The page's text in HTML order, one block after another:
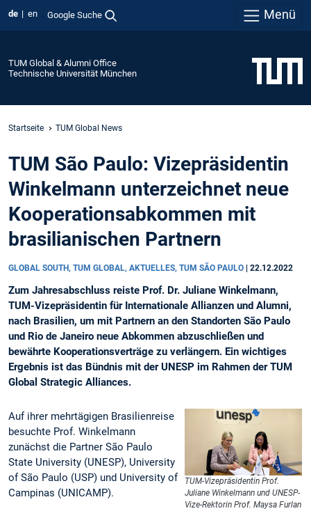
de en Google Suche Menü
TUM Global & Alumni Office
Technische Universität München
Startseite TUM Global News
TUM São Paulo: Vizepräsidentin
Winkelmann unterzeichnet neue
Kooperationsabkommen mit
brasilianischen Partnern
GLOBAL SOUTH, TUM GLOBAL, AKTUELLES, TUM SÃO PAULO 22.12.2022
Zum Jahresabschluss reiste Prof. Dr. Juliane Winkelmann,
TUM-Vizepräsidentin für Internationale Allianzen und Alumni,
nach Brasilien, um mit Partnern an den Standorten São Paulo
und Rio de Janeiro neue Abkommen abzuschließen und
bewährte Kooperationsverträge zu verlängern. Ein wichtiges
Ergebnis ist das Bündnis mit der UNESP im Rahmen der TUM
Global Strategic Alliances.
TUM-Vizepräsidentin Prof.
Juliane Winkelmann und UNESP-
Vize-Rektorin Prof. Maysa Furlan
Auf ihrer mehrtägigen Brasilienreise
besuchte Prof. Winkelmann
zunächst die Partner São Paulo
State University (UNESP), University
of São Paulo (USP) und University of
Campinas (UNICAMP).